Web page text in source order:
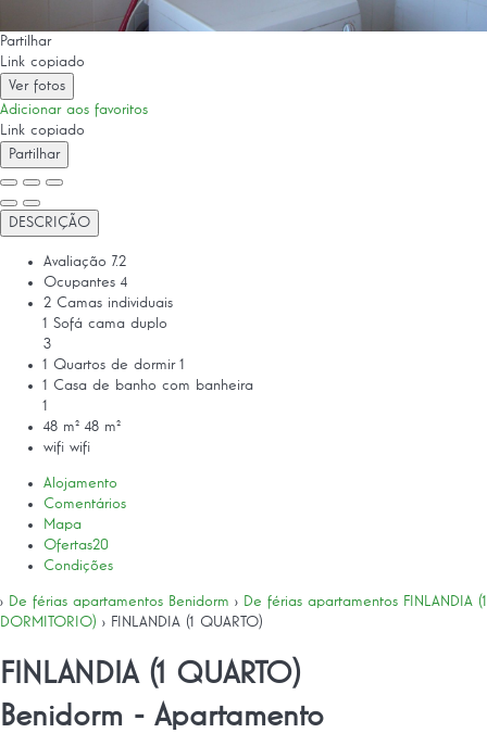
Partilhar
Link copiado
Ver fotos
Adicionar aos favoritos
Link copiado
Partilhar
DESCRIÇÃO
Avaliação 7.2
Ocupantes 4
2 Camas individuais
1 Sofá cama duplo
3
1 Quartos de dormir 1
1 Casa de banho com banheira
1
48 m² 48 m²
wifi wifi
Alojamento
Comentários
Mapa
Ofertas20
Condições
› De férias apartamentos Benidorm › De férias apartamentos FINLANDIA (1
DORMITORIO) › FINLANDIA (1 QUARTO)
FINLANDIA (1 QUARTO)
Benidorm - Apartamento